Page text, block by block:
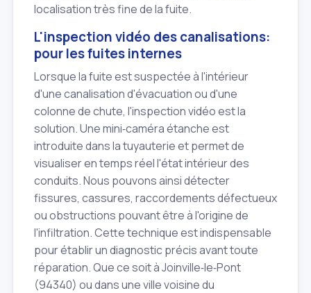
localisation très fine de la fuite.
L'inspection vidéo des canalisations:
pour les fuites internes
Lorsque la fuite est suspectée à l'intérieur
d'une canalisation d'évacuation ou d'une
colonne de chute, l'inspection vidéo est la
solution. Une mini‑caméra étanche est
introduite dans la tuyauterie et permet de
visualiser en temps réel l'état intérieur des
conduits. Nous pouvons ainsi détecter
fissures, cassures, raccordements défectueux
ou obstructions pouvant être à l'origine de
l'infiltration. Cette technique est indispensable
pour établir un diagnostic précis avant toute
réparation. Que ce soit à Joinville‑le‑Pont
(94340) ou dans une ville voisine du